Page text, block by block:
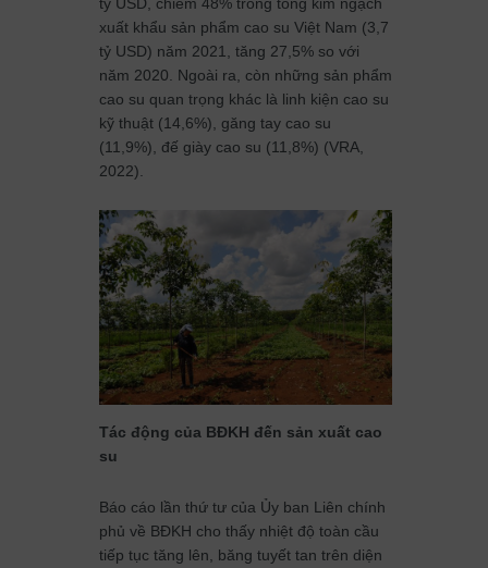
xuất khẩu sản phẩm cao su Việt Nam (3,7
tỷ USD) năm 2021, tăng 27,5% so với
năm 2020. Ngoài ra, còn những sản phẩm
cao su quan trọng khác là linh kiện cao su
kỹ thuật (14,6%), găng tay cao su
(11,9%), đế giày cao su (11,8%) (VRA,
2022).
Tác động của BĐKH đến sản xuất cao
su
Báo cáo lần thứ tư của Ủy ban Liên chính
phủ về BĐKH cho thấy nhiệt độ toàn cầu
tiếp tục tăng lên, băng tuyết tan trên diện